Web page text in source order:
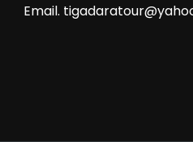
Email.